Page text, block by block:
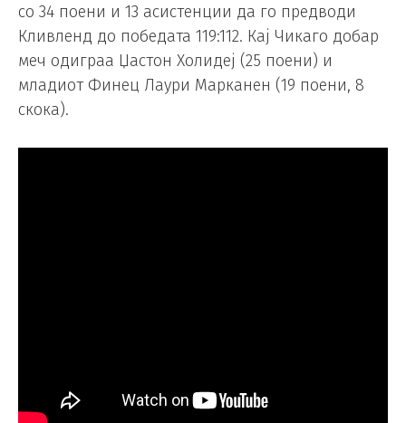
со 34 поени и 13 асистенции да го предводи
Кливленд до победата 119:112. Кај Чикаго добар
меч одиграа Џастон Холидеј (25 поени) и
младиот Финец Лаури Марканен (19 поени, 8
скока).